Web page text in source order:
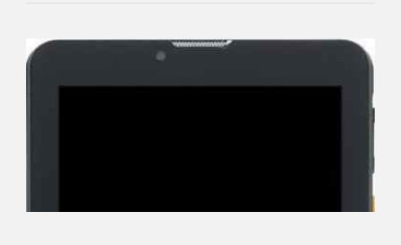
Prology
Roadmax